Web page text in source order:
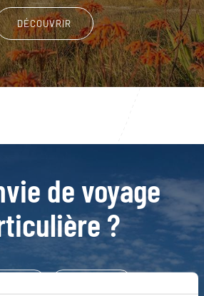
DÉCOUVRIR
de voyage
?